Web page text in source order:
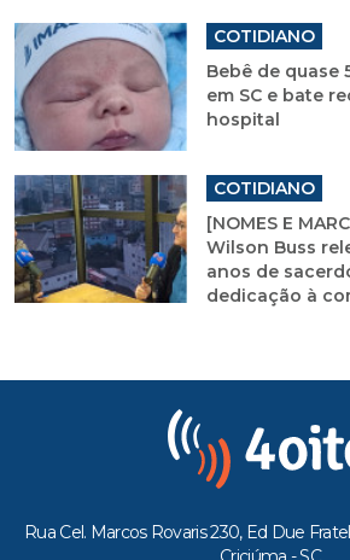
COTIDIANO
Bebê de quase
em SC e bate
hospital
COTIDIANO
[NOMES E
Wilson Buss
anos de
dedicação à
Rua Cel. Marcos Rovaris 230, Ed Due